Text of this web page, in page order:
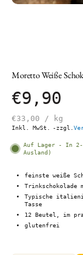
Moretto Weiße
€9,90
€33,00 / kg
Inkl. MwSt. -zzgl.
Auf Lager - In 2-
Ausland)
feinste weiße
Trinkschokolade
Typische
Tasse
12 Beutel, im
glutenfrei